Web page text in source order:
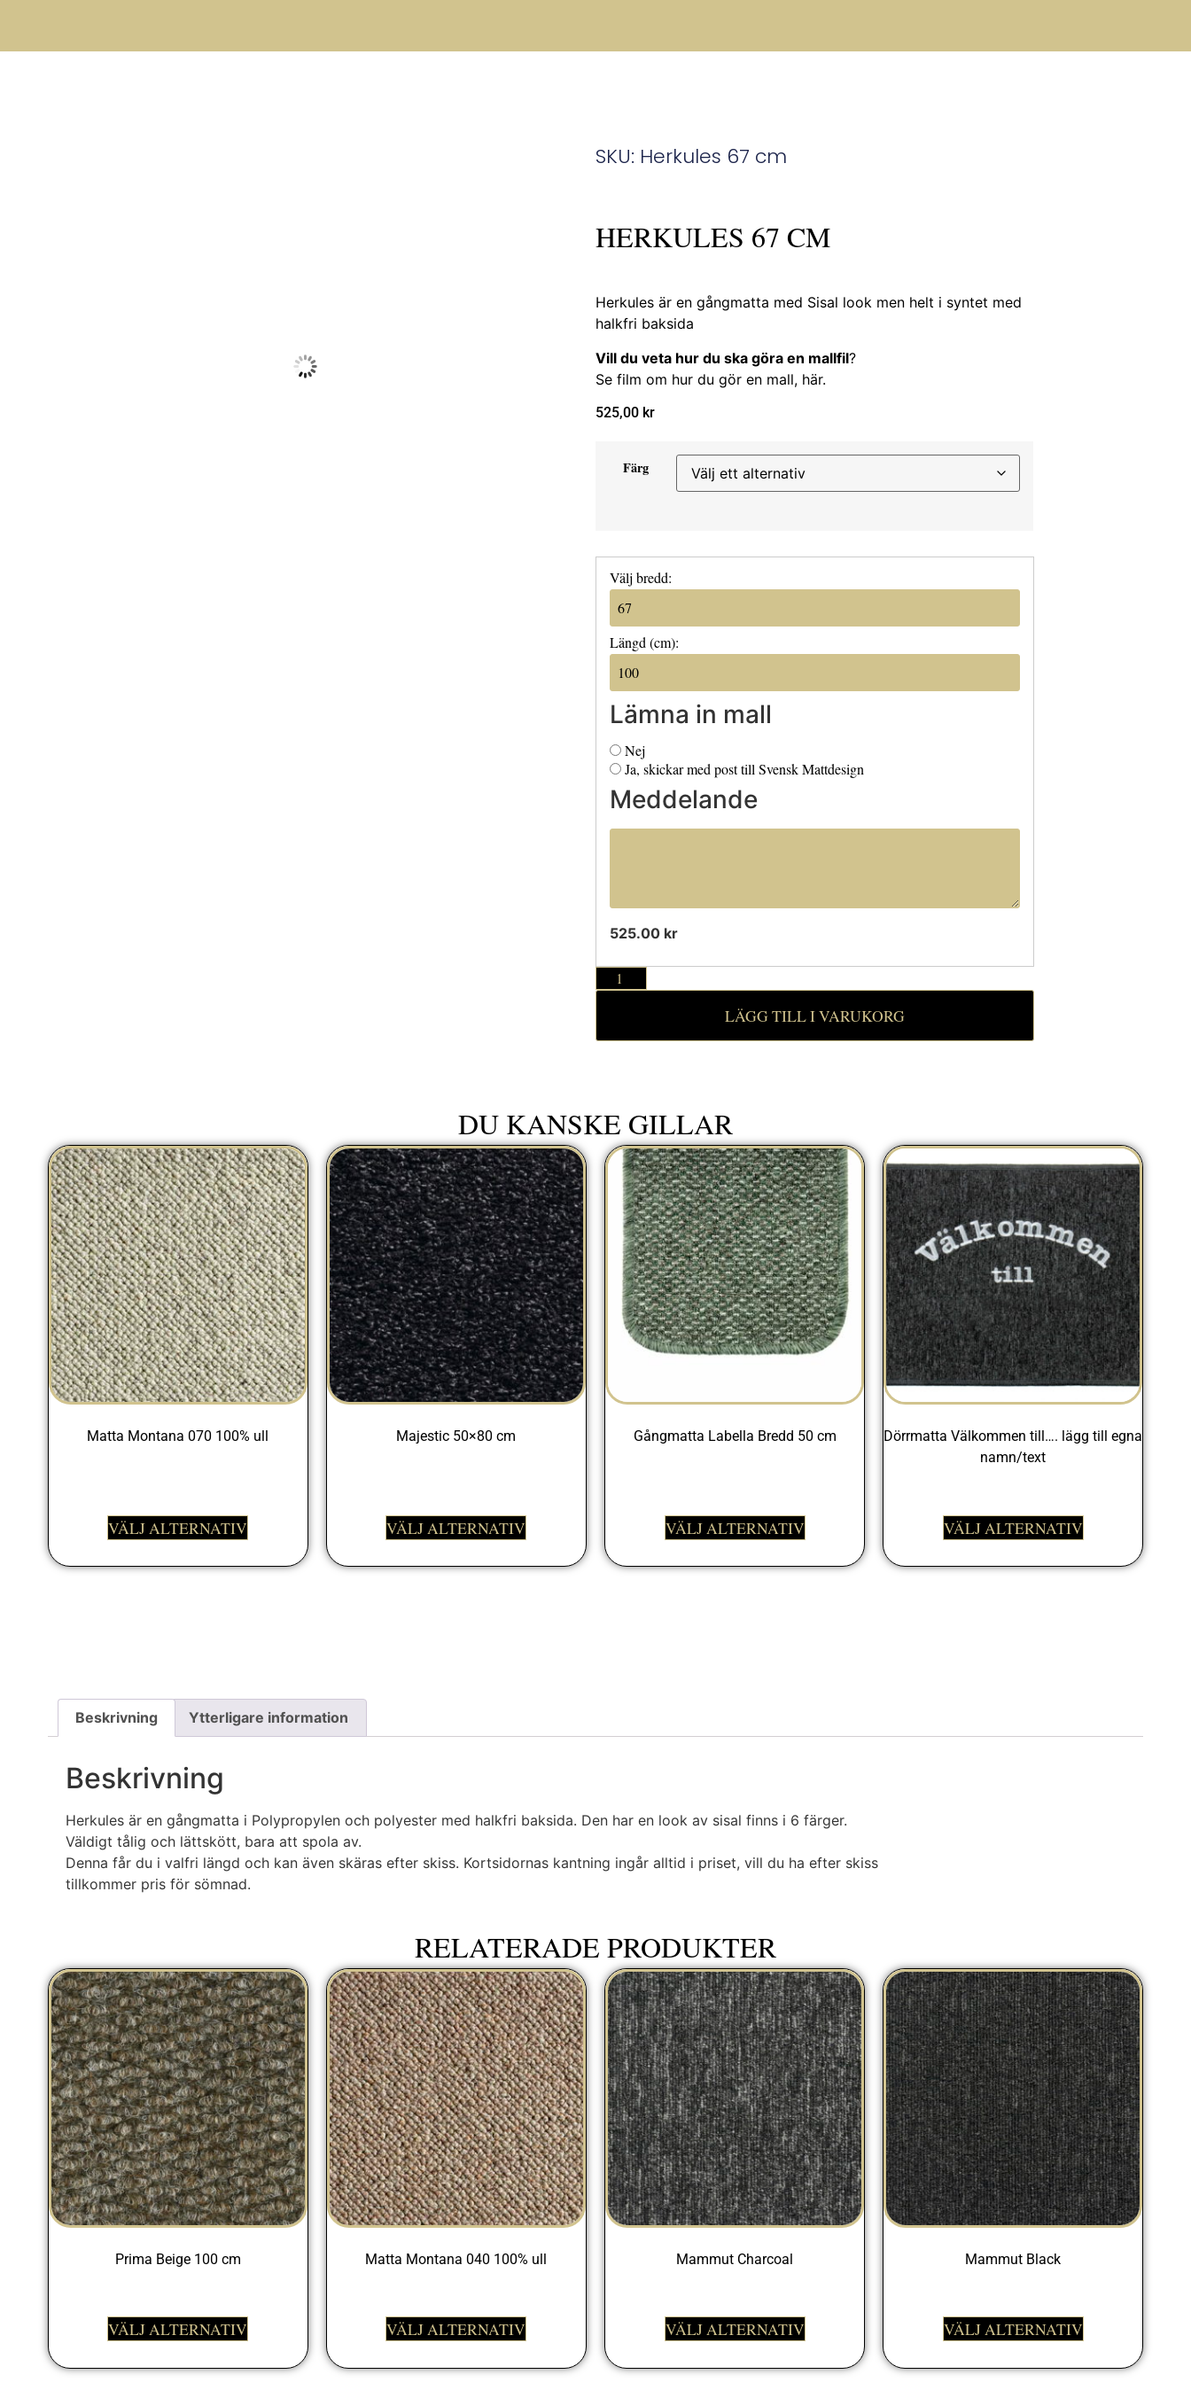
SKU: Herkules 67 cm
HERKULES 67 CM
Herkules är en gångmatta med Sisal look men helt i syntet med
halkfri baksida
Vill du veta hur du ska göra en mallfil?
Se film om hur du gör en mall, här.
525,00 kr
Färg
Välj bredd:
Längd (cm):
Lämna in mall
Nej
Ja, skickar med post till Svensk Mattdesign
Meddelande
525.00 kr
LÄGG TILL I VARUKORG
Matta Montana 070 100% ull
VÄLJ ALTERNATIV
Majestic 50×80 cm
VÄLJ ALTERNATIV
Gångmatta Labella Bredd 50 cm
VÄLJ ALTERNATIV
Dörrmatta Välkommen till…. lägg till egna
namn/text
VÄLJ ALTERNATIV
DU KANSKE GILLAR
Prima Beige 100 cm
VÄLJ ALTERNATIV
Matta Montana 040 100% ull
VÄLJ ALTERNATIV
Mammut Charcoal
VÄLJ ALTERNATIV
Mammut Black
VÄLJ ALTERNATIV
Beskrivning Ytterligare information
Beskrivning
Herkules är en gångmatta i Polypropylen och polyester med halkfri baksida. Den har en look av sisal finns i 6 färger.
Väldigt tålig och lättskött, bara att spola av.
Denna får du i valfri längd och kan även skäras efter skiss. Kortsidornas kantning ingår alltid i priset, vill du ha efter skiss
tillkommer pris för sömnad.
RELATERADE PRODUKTER